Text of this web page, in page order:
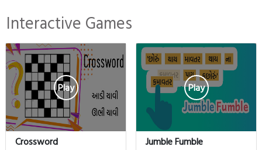
Interactive Games
Play
Crossword
Play
Jumble Fumble